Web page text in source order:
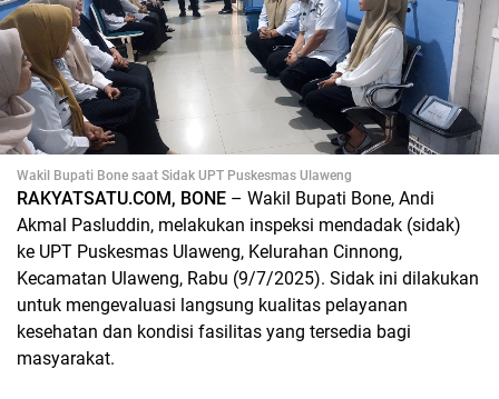
Wakil Bupati Bone saat Sidak UPT Puskesmas Ulaweng
RAKYATSATU.COM, BONE – Wakil Bupati Bone, Andi
Akmal Pasluddin, melakukan inspeksi mendadak (sidak)
ke UPT Puskesmas Ulaweng, Kelurahan Cinnong,
Kecamatan Ulaweng, Rabu (9/7/2025). Sidak ini dilakukan
untuk mengevaluasi langsung kualitas pelayanan
kesehatan dan kondisi fasilitas yang tersedia bagi
masyarakat.